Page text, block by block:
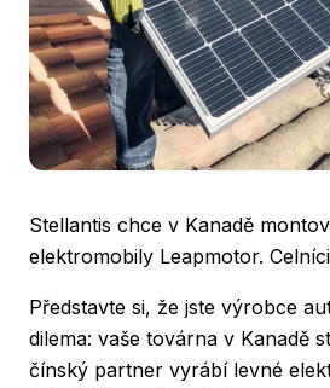
Stellantis chce v Kanadě
elektromobily Leapmotor.
Představte si, že jste výrobce
dilema: vaše továrna v Kanadě
čínský partner vyrábí levné